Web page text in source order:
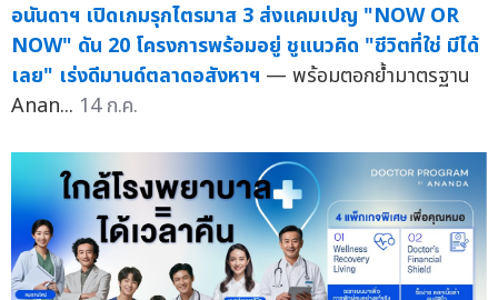
อนันดาฯ เปิดเกมรุกไตรมาส 3 ส่งแคมเปญ "NOW OR
NOW" ดัน 20 โครงการพร้อมอยู่ ชูแนวคิด "ชีวิตที่ใช่ มีได้
เลย" เร่งดีมานด์ตลาดอสังหาฯ — พร้อมตอกย้ำมาตรฐาน
Anan... 14 ก.ค.